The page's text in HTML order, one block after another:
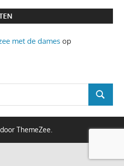
met de dames op
ZOEKEN
ThemeZee.